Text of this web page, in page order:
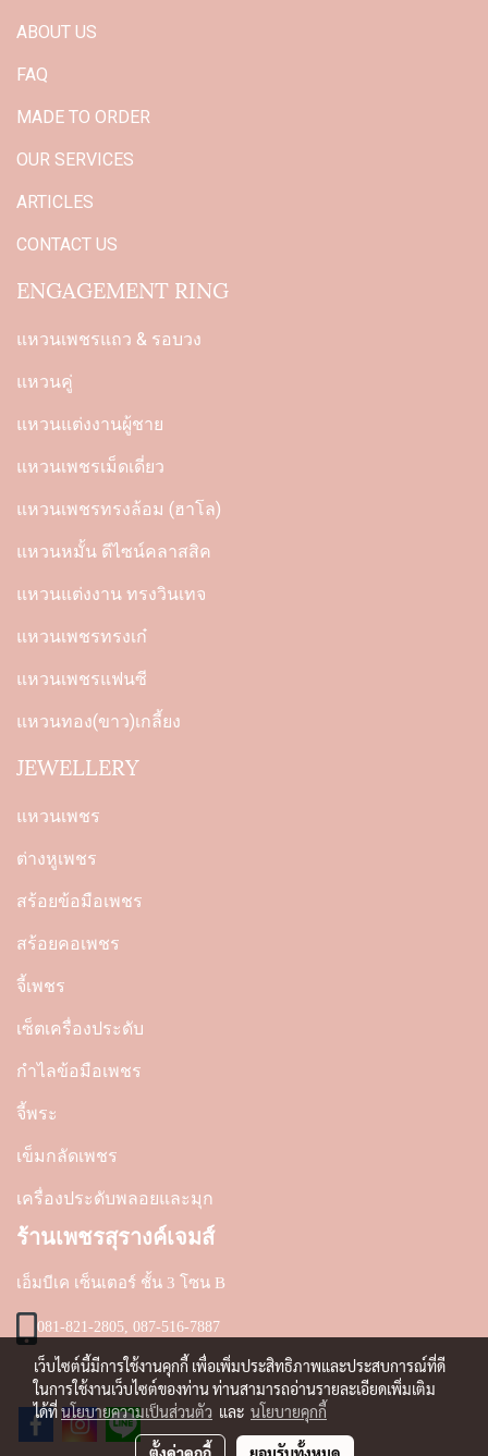
ABOUT US
FAQ
MADE TO ORDER
OUR SERVICES
ARTICLES
CONTACT US
ENGAGEMENT RING
แหวนเพชรแถว & รอบวง
แหวนคู่
แหวนแต่งงานผู้ชาย
แหวนเพชรเม็ดเดี่ยว
แหวนเพชรทรงล้อม (ฮาโล)
แหวนหมั้น ดีไซน์คลาสสิค
แหวนแต่งงาน ทรงวินเทจ
แหวนเพชรทรงเก๋
แหวนเพชรแฟนซี
แหวนทอง(ขาว)เกลี้ยง
JEWELLERY
แหวนเพชร
ต่างหูเพชร
สร้อยข้อมือเพชร
สร้อยคอเพชร
จี้เพชร
เซ็ตเครื่องประดับ
กำไลข้อมือเพชร
จี้พระ
เข็มกลัดเพชร
เครื่องประดับพลอยและมุก
ร้านเพชรสุรางค์เจมส์
เอ็มบีเค เซ็นเตอร์ ชั้น 3 โซน B
081-821-2805, 087-516-7887
เว็บไซต์นี้มีการใช้งานคุกกี้ เพื่อเพิ่มประสิทธิภาพและประสบการณ์ที่ดี
ในการใช้งานเว็บไซต์ของท่าน ท่านสามารถอ่านรายละเอียดเพิ่มเติม
ได้ที่นโยบายความเป็นส่วนตัว และ นโยบายคุกกี้